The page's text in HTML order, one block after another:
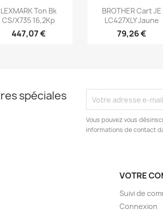
Aperçu rapide
LEXMARK Ton Bk
CS/X735 16,2Kp
447,07 €
Aperçu rapide
BROTHER Cart JE
LC427XLY Jaune
79,26 €
spéciales
Vous pouvez vous
informations de contact
VOTRE
Suivi de
Connexion